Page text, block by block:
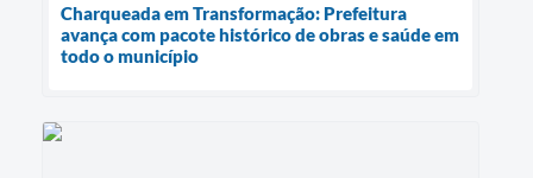
Charqueada em Transformação: Prefeitura
avança com pacote histórico de obras e saúde em
todo o município